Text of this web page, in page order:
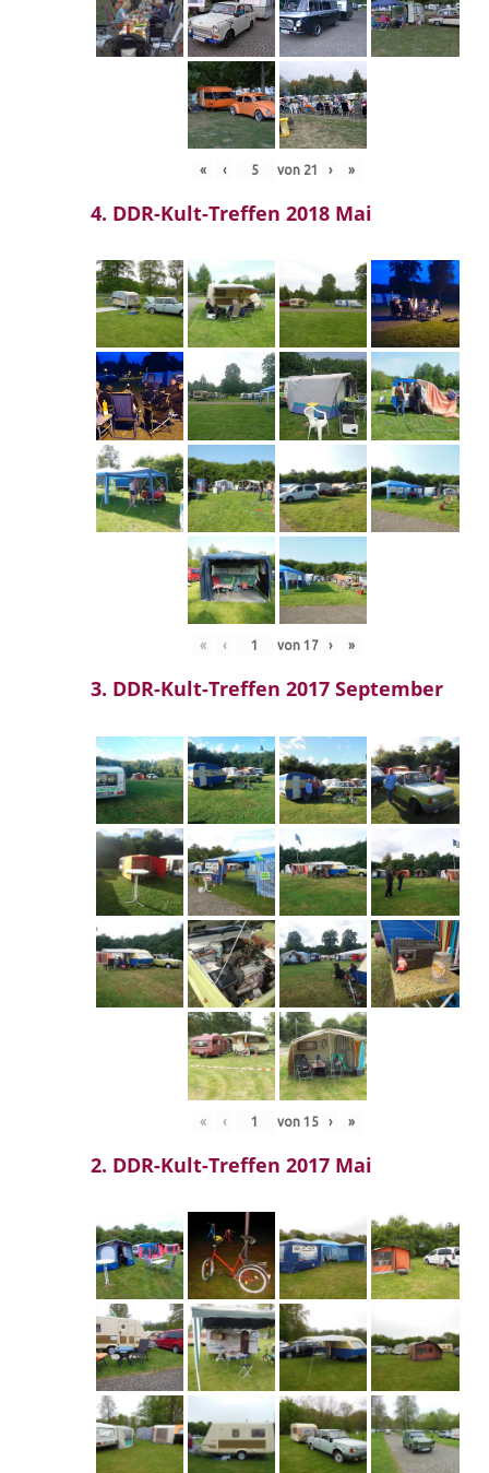
« ‹ von 21 › »
4. DDR-Kult-Treffen 2018 Mai
« ‹ von 17 › »
3. DDR-Kult-Treffen 2017 September
« ‹ von 15 › »
2. DDR-Kult-Treffen 2017 Mai